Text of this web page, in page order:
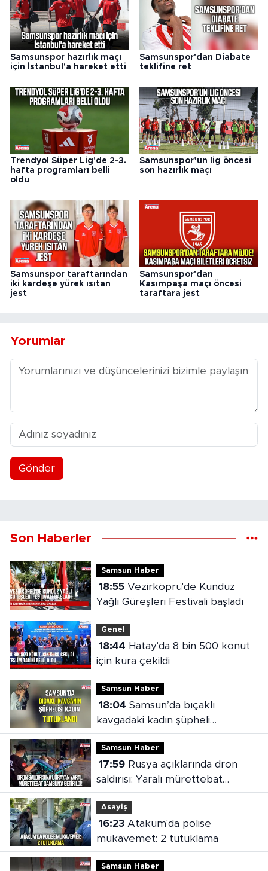
Samsunspor hazırlık maçı
için İstanbul'a hareket etti
Samsunspor'dan Diabate
teklifine ret
Trendyol Süper Lig'de 2-3.
hafta programları belli
oldu
Samsunspor’un lig öncesi
son hazırlık maçı
Samsunspor taraftarından
iki kardeşe yürek ısıtan
jest
Samsunspor'dan
Kasımpaşa maçı öncesi
taraftara jest
Yorumlar
Gönder
Son Haberler
Samsun Haber
18:55Vezirköprü'de Kunduz
Yağlı Güreşleri Festivali başladı
Genel
18:44
için kura çekildi
Samsun Haber
18:04
kavgadaki kadın şüpheli
tutuklandı
Samsun Haber
17:59Rusya açıklarında dron
saldırısı: Yaralı mürettebat
Samsun'a getirildi
Asayiş
16:23Atakum'da polise
mukavemet: 2 tutuklama
Samsun Haber